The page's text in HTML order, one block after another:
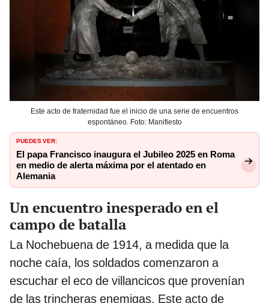
Este acto de fraternidad fue el inicio de una serie de encuentros
espontáneo. Foto: Manifiesto
PUEDES VER:
El papa Francisco inaugura el Jubileo 2025 en Roma
en medio de alerta máxima por el atentado en
Alemania
Un encuentro inesperado en el
campo de batalla
La Nochebuena de 1914, a medida que la
noche caía, los soldados comenzaron a
escuchar el eco de villancicos que provenían
de las trincheras enemigas. Este acto de